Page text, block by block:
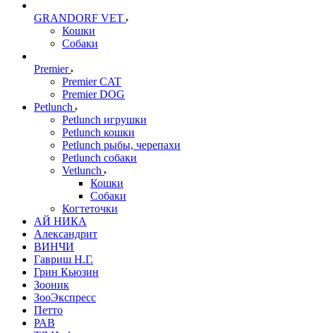
GRANDORF VET
Кошки
Собаки
Premier
Premier CAT
Premier DOG
Petlunch
Petlunch игрушки
Petlunch кошки
Petlunch рыбы, черепахи
Petlunch собаки
Vetlunch
Кошки
Собаки
Когтеточки
АЙ НИКА
Александрит
ВИНЧИ
Гавриш Н.Г.
Грин Кьюзин
Зооник
ЗооЭкспресс
Петто
РАВ